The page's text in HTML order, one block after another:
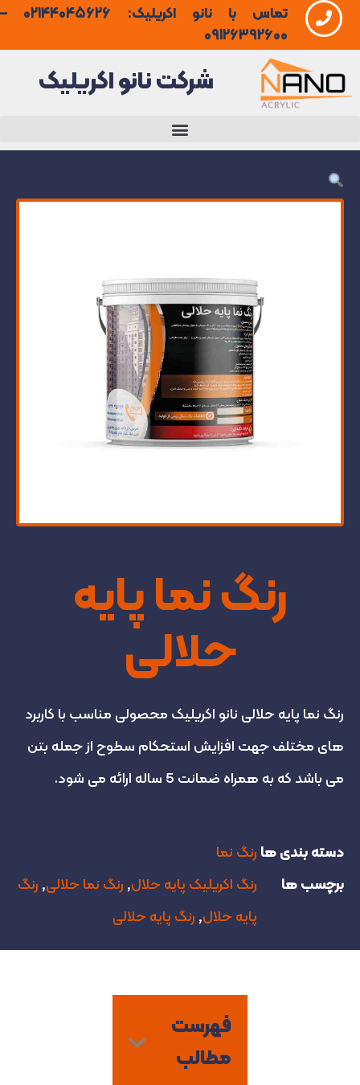
رفتن
به
محتوا
تماس با نانو اکریلیک: 02144045626 –
09126392600
شرکت نانو اکریلیک
رنگ نما پایه
حلالی
رنگ نما پایه حلالی نانو اکریلیک محصولی مناسب با کاربرد
های مختلف جهت افزایش استحکام سطوح از جمله بتن
می باشد که به همراه ضمانت 5 ساله ارائه می شود.
دسته بندی ها رنگ نما
برچسب ها
رنگ اکریلیک پایه حلال,رنگ نما حلالی,رنگ
پایه حلال,رنگ پایه حلالی
فهرست
مطالب